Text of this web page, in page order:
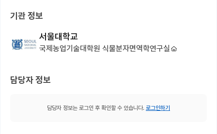
기관 정보
서울대학교
국제농업기술대학원 식물분자면역학연구실
담당자 정보
담당자 정보는 로그인 후 확인할 수 있습니다. 로그인하기